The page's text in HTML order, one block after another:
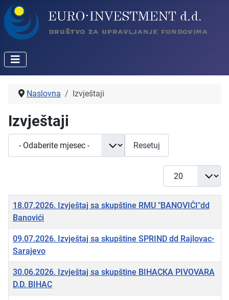
Naslovna Izvještaji
Izvještaji
Resetuj
Prikaži broj
Naslov
18.07.2026. Izvještaj sa skupštine RMU "BANOVIĆI"dd
Banovići
09.07.2026. Izvještaj sa skupštine SPRIND dd Rajlovac-
Sarajevo
30.06.2026. Izvještaj sa skupštine BIHACKA PIVOVARA
D.D. BIHAC